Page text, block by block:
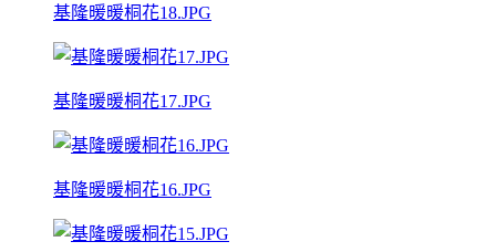
基隆暖暖桐花18.JPG
基隆暖暖桐花17.JPG
基隆暖暖桐花16.JPG